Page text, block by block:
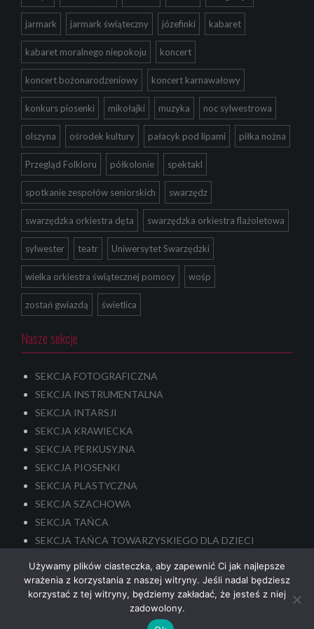
jarmark jarmark świąteczny józefinki kabaret
kabaret moralnego niepokoju koncert
koncert bożonarodzeniowy koncert karnawałowy
konkurs piosenki mikołajki muzyka noc sylwestrowa
olszyna ośrodek kultury pałacyk pod lipami piłka nożna
Przegląd Folkloru półkolonie spektakl
spotkanie zespołów seniorskich swarzędz
swarzędzka orkiestra dęta swarzędzka orkiestra flażoletowa
sylwester teatr Uniwersytet Swarzędzki
wielka orkiestra świątecznej pomocy wośp
zostań gwiazdą świetlica
Nasze sekcje
SEKCJA FOTOGRAFICZNA
SEKCJA INSTRUMENTALNA
SEKCJA INTARSJI
SEKCJA KRAWIECKA
SEKCJA PERKUSYJNA
SEKCJA PIOSENKI
SEKCJA PLASTYCZNA
SEKCJA SZACHOWA
SEKCJA TAŃCA
SEKCJA TAŃCA TOWARZYSKIEGO DLA DZIECI
SENIORALNA SEKCJA TEATRALNA
Używamy plików ciasteczka, aby zapewnić Ci jak najlepsze
wrażenia z korzystania z naszej witryny. Jeśli nadal będziesz
korzystać z tej witryny, będziemy zakładać, że jesteś z niej
zadowolony.